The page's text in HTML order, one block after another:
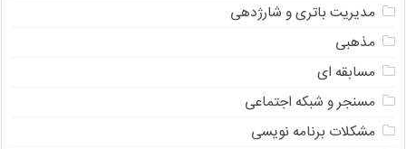
مدیریت باتری و شارژدهی
مذهبی
مسابقه ای
مسنجر و شبکه اجتماعی
مشکلات برنامه نویسی